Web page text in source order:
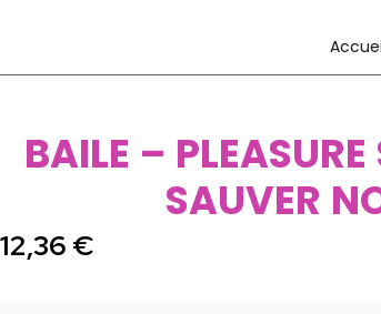
BAILE – PLEASURE
SAUVER
12,36 €